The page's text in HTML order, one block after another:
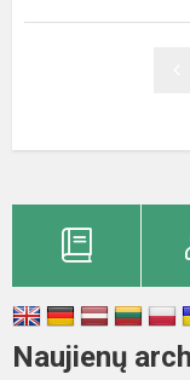
Naujienų